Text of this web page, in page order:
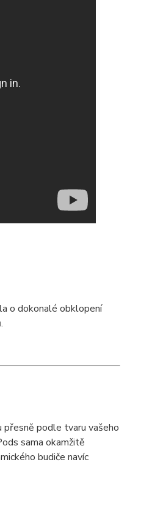
o dokonalé obklopení
přesně podle tvaru vašeho
sama okamžitě
budiče navíc